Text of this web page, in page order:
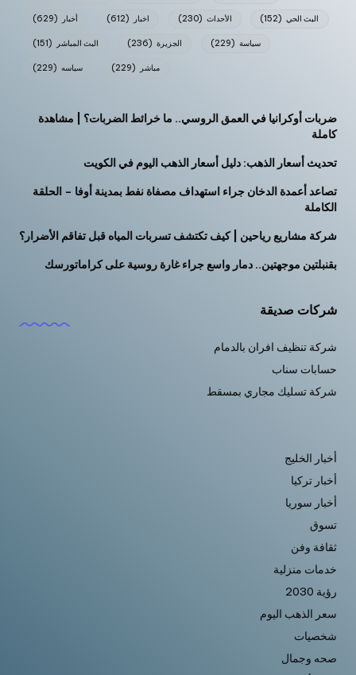
أخبار (629) اخبار (612) الأحداث (230) البث الحي (152)
البث المباشر (151) الجزيرة (236) سياسة (229)
سياسه (229) مباشر (229)
ضربات أوكرانيا في العمق الروسي.. ما خرائط الضربات؟ | مشاهدة
كاملة
تحديث أسعار الذهب: دليل أسعار الذهب اليوم في الكويت
تصاعد أعمدة الدخان جراء استهداف مصفاة نفط بمدينة أوفا – الحلقة
الكاملة
شركة مشاريع رياحين | كيف تكتشف تسربات المياه قبل تفاقم الأضرار؟
بقنبلتين موجهتين.. دمار واسع جراء غارة روسية على كراماتورسك
شركات صديقة
شركة تنظيف افران بالدمام
حسابات سناب
شركة تسليك مجاري بمسقط
أخبار الخليج
أخبار تركيا
أخبار سوريا
تسوق
ثقافة وفن
خدمات منزلية
رؤية 2030
سعر الذهب اليوم
شخصيات
صحه وجمال